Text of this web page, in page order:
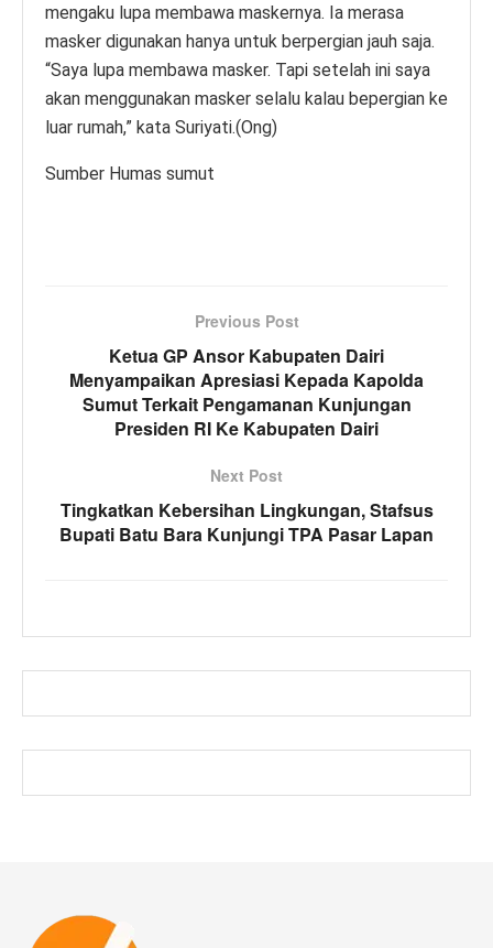
mengaku lupa membawa maskernya. Ia merasa
masker digunakan hanya untuk berpergian jauh saja.
“Saya lupa membawa masker. Tapi setelah ini saya
akan menggunakan masker selalu kalau bepergian ke
luar rumah,” kata Suriyati.(Ong)
Sumber Humas sumut
Previous Post
Ketua GP Ansor Kabupaten Dairi
Menyampaikan Apresiasi Kepada Kapolda
Sumut Terkait Pengamanan Kunjungan
Presiden RI Ke Kabupaten Dairi
Next Post
Tingkatkan Kebersihan Lingkungan, Stafsus
Bupati Batu Bara Kunjungi TPA Pasar Lapan